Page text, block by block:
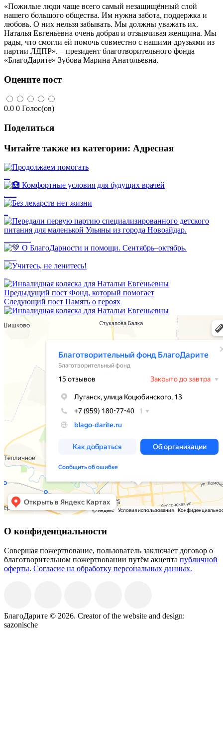
«Пожилые люди чаще всего самый незащищённый слой
нашего большого общества. Им нужна забота, поддержка и
любовь. О них нельзя забывать. Мы должны уважать их.
Наталья Евгеньевна очень добрая и отзывчивая женщина. Мы
рады, что смогли ей помочь совместно с нашими друзьями из
партии ЛДПР». – президент благотворительного фонда
«БлагоДарите» Зубова Марина Анатольевна.
Оцените пост
0.0 0 Голос(ов)
Поделиться
Читайте также из категории: Адресная
Предыдущий пост Фонд, который помогает
Следующий пост Память о героях
О конфиденциальности
Совершая пожертвование, пользователь заключает договор о
благотворительном пожертвовании путём акцепта публичной
оферты. Согласие на обработку персональных данных.
БлагоДарите © 2026. Creator of the website and design:
sazonische